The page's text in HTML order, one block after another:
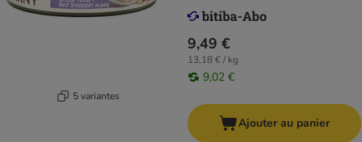
5 variantes
9,49 €
13,18 € / kg
9,02 €
Ajouter au panier